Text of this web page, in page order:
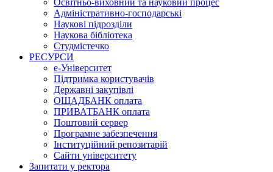
Адміністративно-господарські
Наукові підрозділи
Наукова бібліотека
Студмістечко
РЕСУРСИ
е-Університет
Підтримка користувачів
Державні закупівлі
ОЩАДБАНК оплата
ПРИВАТБАНК оплата
Поштовий сервер
Програмне забезпечення
Інституційний репозитарій
Сайти університету
Запитати у ректора